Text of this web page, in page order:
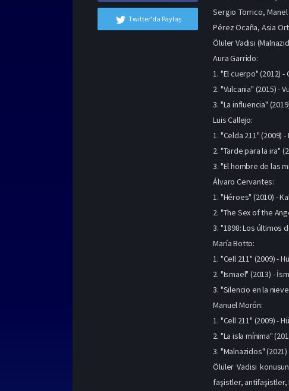
Twitter'da Paylaş
Sergio Torrico,
Pérez Ocaña, Asia
Ölüler Vadisi
Aura Garrido:
1. "El cuerpo" (2012) -
2. "Vulcania" (2015) -
3. "La influencia"
Luis Callejo:
1. "Celda 211" (2009) -
2. "Tarde para la ira"
3. "El hombre de las
Álvaro Cervantes:
1. "Héroes" (2010) -
2. "The Sex of the
3. "1898: Los últimos
María Botto:
1. "Cell 211" (2009) -
2. "Ismael" (2013) -
3. "Silencio en la
Manuel Morón:
1. "Cell 211" (2009) -
2. "La isla mínima"
3. "Malnazidos"
Ölüler Vadisi
faşistler, antifaşistler,